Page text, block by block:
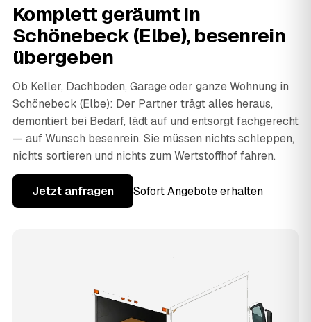
Komplett geräumt in
Schönebeck (Elbe), besenrein
übergeben
Ob Keller, Dachboden, Garage oder ganze Wohnung in
Schönebeck (Elbe): Der Partner trägt alles heraus,
demontiert bei Bedarf, lädt auf und entsorgt fachgerecht
— auf Wunsch besenrein. Sie müssen nichts schleppen,
nichts sortieren und nichts zum Wertstoffhof fahren.
Jetzt anfragen Sofort Angebote erhalten